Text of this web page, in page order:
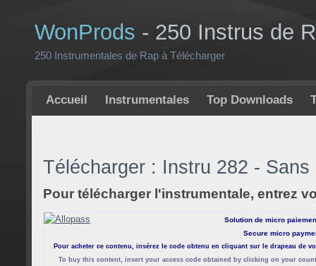
WonProds - 250 Instrus de
250 Instrumentales de Rap à Télécharger
Accueil Instrumentales Top Downloads
Télécharger : Instru 282 - Sans
Pour télécharger l'instrumentale, entrez
Solution de micro
Secure micro
Pour acheter ce contenu, insérez le code obtenu en cliquant sur le drapeau de
To buy this content, insert your access code obtained by clicking on your